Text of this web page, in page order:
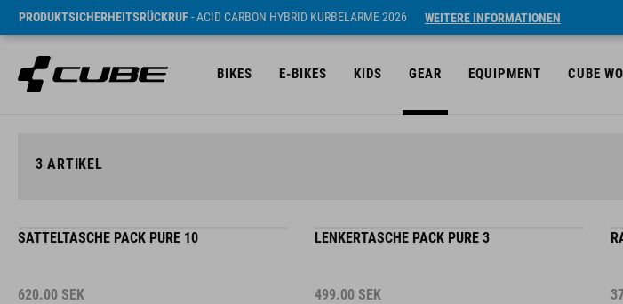
PRODUKTSICHERHEITSRÜCKRUF- ACID CARBON HYBRID KURBELARME 2026 WEITERE INFORMATIONEN
BIKES E-BIKES KIDS GEAR EQUIPMENT CUBE
3 ARTIKEL
SATTELTASCHE PACK PURE 10
620.00 SEK
LENKERTASCHE PACK PURE 3
499.00 SEK